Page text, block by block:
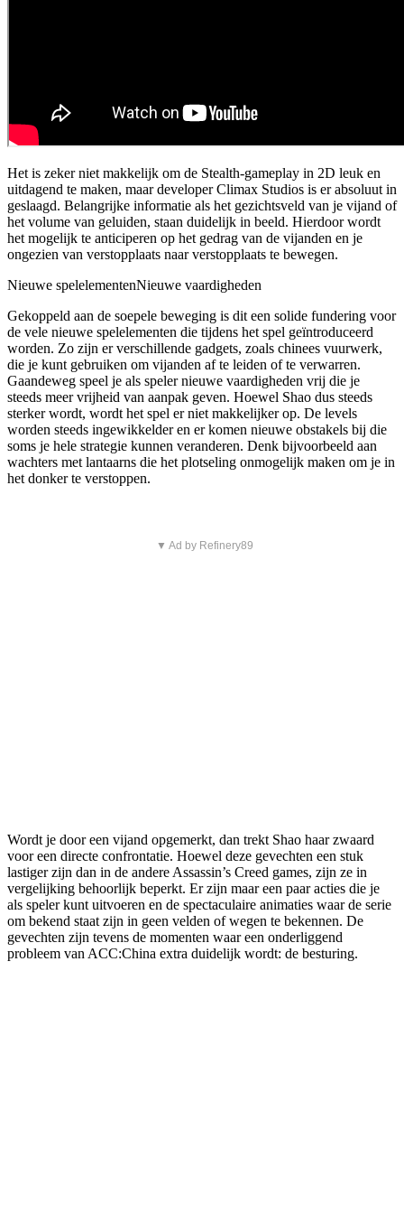
Het is zeker niet makkelijk om de Stealth-gameplay in 2D leuk en
uitdagend te maken, maar developer Climax Studios is er absoluut in
geslaagd. Belangrijke informatie als het gezichtsveld van je vijand of
het volume van geluiden, staan duidelijk in beeld. Hierdoor wordt
het mogelijk te anticiperen op het gedrag van de vijanden en je
ongezien van verstopplaats naar verstopplaats te bewegen.
Nieuwe spelelementenNieuwe vaardigheden
Gekoppeld aan de soepele beweging is dit een solide fundering voor
de vele nieuwe spelelementen die tijdens het spel geïntroduceerd
worden. Zo zijn er verschillende gadgets, zoals chinees vuurwerk,
die je kunt gebruiken om vijanden af te leiden of te verwarren.
Gaandeweg speel je als speler nieuwe vaardigheden vrij die je
steeds meer vrijheid van aanpak geven. Hoewel Shao dus steeds
sterker wordt, wordt het spel er niet makkelijker op. De levels
worden steeds ingewikkelder en er komen nieuwe obstakels bij die
soms je hele strategie kunnen veranderen. Denk bijvoorbeeld aan
wachters met lantaarns die het plotseling onmogelijk maken om je in
het donker te verstoppen.
▼ Ad by Refinery89
Wordt je door een vijand opgemerkt, dan trekt Shao haar zwaard
voor een directe confrontatie. Hoewel deze gevechten een stuk
lastiger zijn dan in de andere Assassin’s Creed games, zijn ze in
vergelijking behoorlijk beperkt. Er zijn maar een paar acties die je
als speler kunt uitvoeren en de spectaculaire animaties waar de serie
om bekend staat zijn in geen velden of wegen te bekennen. De
gevechten zijn tevens de momenten waar een onderliggend
probleem van ACC:China extra duidelijk wordt: de besturing.